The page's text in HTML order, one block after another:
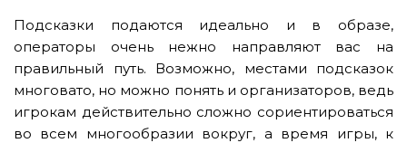
Подсказки подаются идеально и в образе,
операторы очень нежно направляют вас на
правильный путь. Возможно, местами подсказок
многовато, но можно понять и организаторов, ведь
игрокам действительно сложно сориентироваться
во всем многообразии вокруг, а время игры, к